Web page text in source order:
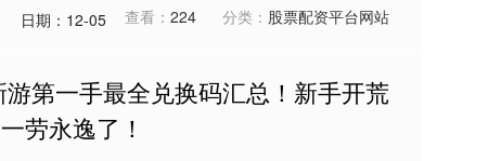
日期：12-05 查看： 224 分类： 股票配资平台网站
第一手最全兑换码汇总！新手开荒
劳永逸了！